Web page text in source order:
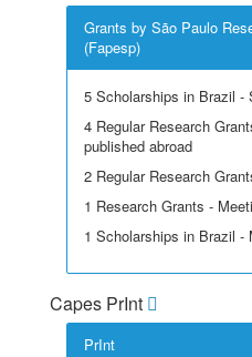
Grants by São Paulo
(Fapesp)
5 Scholarships in Brazil -
4 Regular Research
published abroad
2 Regular Research
1 Research Grants -
1 Scholarships in Brazil -
Capes PrInt
PrInt